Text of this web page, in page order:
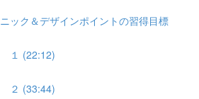
ック＆デザインポイントの習得目標
１ (22:12)
２ (33:44)